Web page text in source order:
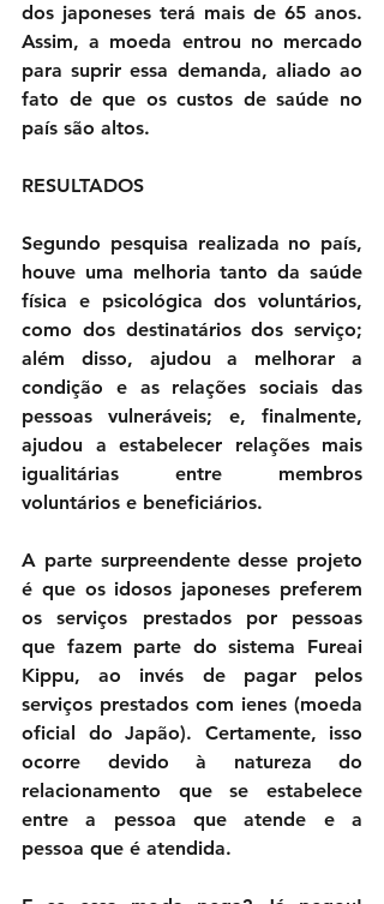
dos japoneses terá mais de 65 anos.
Assim, a moeda entrou no mercado
para suprir essa demanda, aliado ao
fato de que os custos de saúde no
país são altos.
RESULTADOS
Segundo pesquisa realizada no país,
houve uma melhoria tanto da saúde
física e psicológica dos voluntários,
como dos destinatários dos serviço;
além disso, ajudou a melhorar a
condição e as relações sociais das
pessoas vulneráveis; e, finalmente,
ajudou a estabelecer relações mais
igualitárias entre membros
voluntários e beneficiários.
A parte surpreendente desse projeto
é que os idosos japoneses preferem
os serviços prestados por pessoas
que fazem parte do sistema Fureai
Kippu, ao invés de pagar pelos
serviços prestados com ienes (moeda
oficial do Japão). Certamente, isso
ocorre devido à natureza do
relacionamento que se estabelece
entre a pessoa que atende e a
pessoa que é atendida.